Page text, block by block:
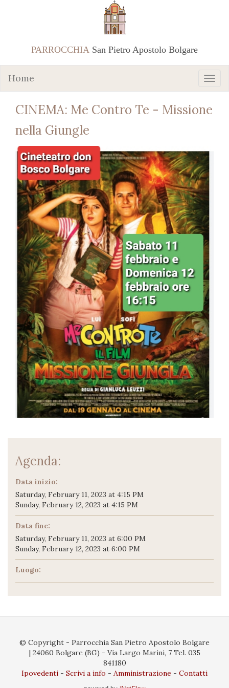
PARROCCHIA San Pietro Apostolo Bolgare
Home
CINEMA: Me Contro Te - Missione
nella Giungle
Agenda:
Data inizio:
Saturday, February 11, 2023 at 4:15 PM
Sunday, February 12, 2023 at 4:15 PM
Data fine:
Saturday, February 11, 2023 at 6:00 PM
Sunday, February 12, 2023 at 6:00 PM
Luogo:
© Copyright - Parrocchia San Pietro Apostolo Bolgare
| 24060 Bolgare (BG) - Via Largo Marini, 7 Tel. 035
841180
Ipovedenti
Scrivi a info Amministrazione Contatti